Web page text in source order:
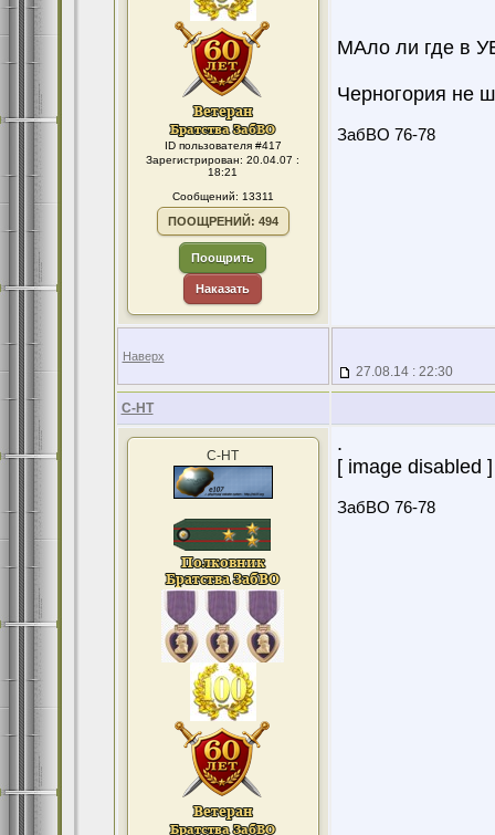
ID пользователя #417
Зарегистрирован: 20.04.07 :
18:21
Сообщений: 13311
ПООЩРЕНИЙ: 494
Поощрить
Наказать
МАло ли где в
Черногория не
ЗабВО 76-78
Наверх
27.08.14 : 22:30
С-НТ
С-НТ
.
[ image disabled ]
ЗабВО 76-78